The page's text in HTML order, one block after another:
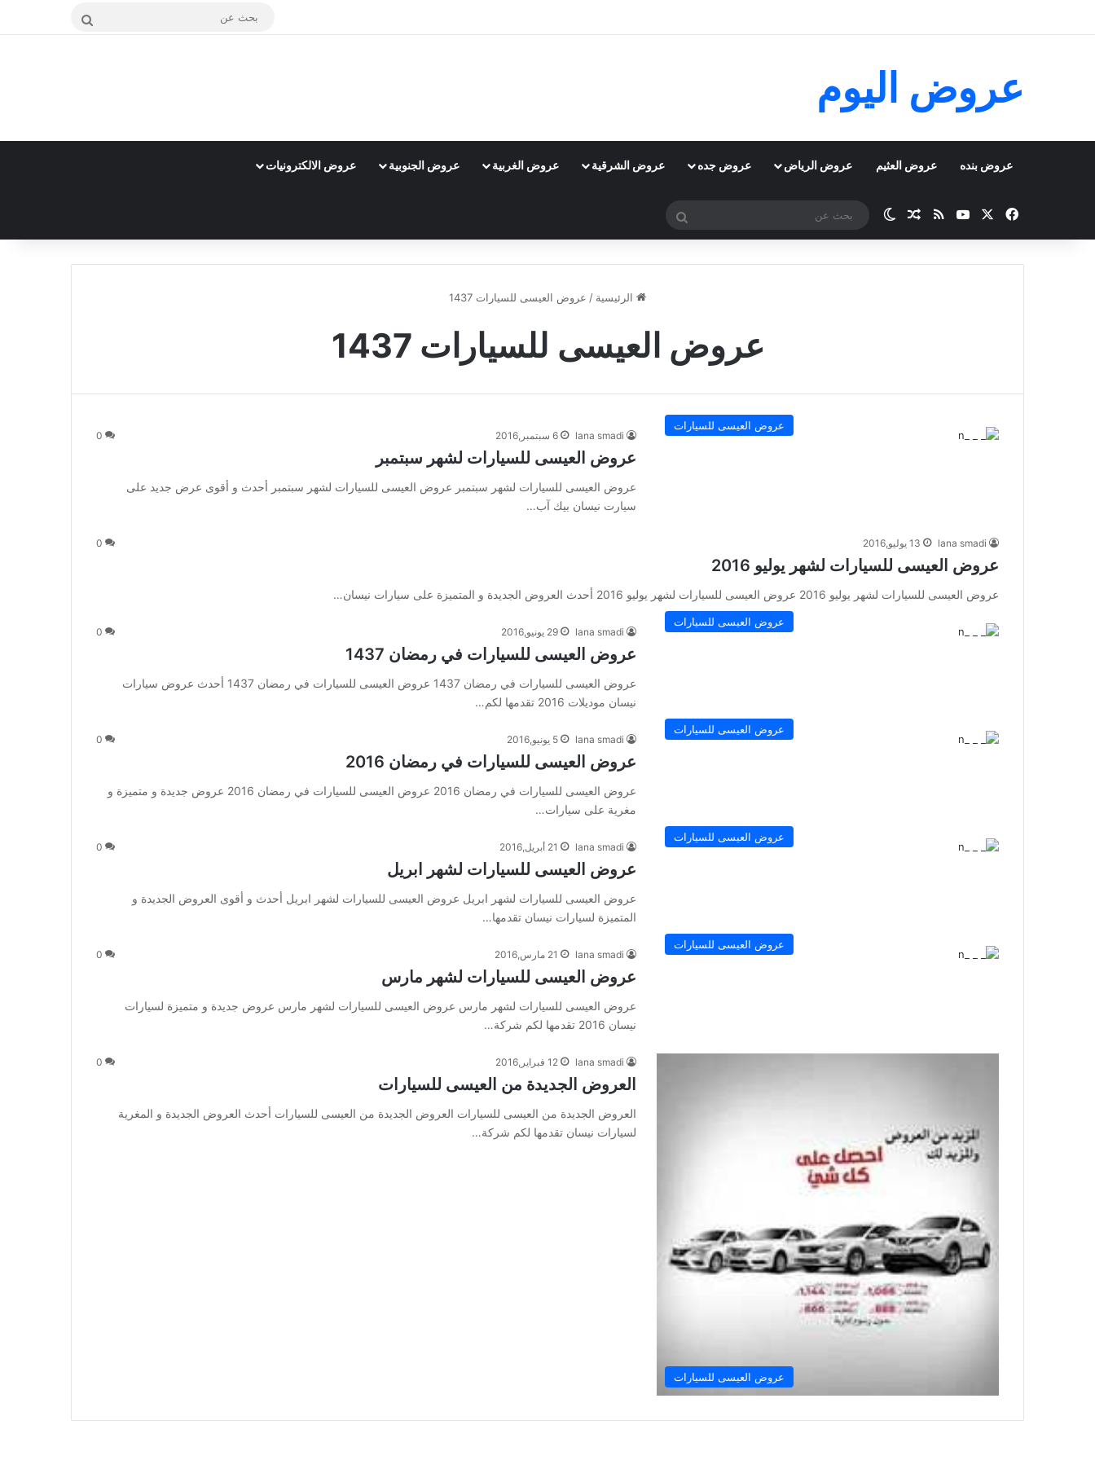
بحث
عروض اليوم
عروض بنده عروض العثيم عروض الرياض عروض جده عروض الشرقية عروض الغربية عروض الجنوبية عروض الالكترونيات
فيسبوك ‫YouTubeملخص الموقع RSS
مقال عشوائي
الوضع المظلم
بحث
الرئيسية / عروض العيسى للسيارات 1437
عروض العيسى للسيارات 1437
عروض العيسى للسيارات
lana smadi 6 سبتمبر,2016 0
عروض العيسى للسيارات لشهر سبتمبر
عروض العيسى للسيارات لشهر سبتمبر عروض العيسى للسيارات لشهر سبتمبر أحدث و أقوى عرض جديد على
سيارت نيسان بيك آب…
lana smadi 13 يوليو,2016 0
عروض العيسى للسيارات لشهر يوليو 2016
عروض العيسى للسيارات لشهر يوليو 2016 عروض العيسى للسيارات لشهر يوليو 2016 أحدث العروض الجديدة و المتميزة على سيارات نيسان…
عروض العيسى للسيارات
lana smadi 29 يونيو,2016 0
عروض العيسى للسيارات في رمضان 1437
عروض العيسى للسيارات في رمضان 1437 عروض العيسى للسيارات في رمضان 1437 أحدث عروض سيارات
نيسان موديلات 2016 تقدمها لكم…
عروض العيسى للسيارات
lana smadi 5 يونيو,2016 0
عروض العيسى للسيارات في رمضان 2016
عروض العيسى للسيارات في رمضان 2016 عروض العيسى للسيارات في رمضان 2016 عروض جديدة و متميزة و
مغرية على سيارات…
عروض العيسى للسيارات
lana smadi 21 أبريل,2016 0
عروض العيسى للسيارات لشهر ابريل
عروض العيسى للسيارات لشهر ابريل عروض العيسى للسيارات لشهر ابريل أحدث و أقوى العروض الجديدة و
المتميزة لسيارات نيسان تقدمها…
عروض العيسى للسيارات
lana smadi 21 مارس,2016 0
عروض العيسى للسيارات لشهر مارس
عروض العيسى للسيارات لشهر مارس عروض العيسى للسيارات لشهر مارس عروض جديدة و متميزة لسيارات
نيسان 2016 تقدمها لكم شركة…
عروض العيسى للسيارات
lana smadi 12 فبراير,2016 0
العروض الجديدة من العيسى للسيارات
العروض الجديدة من العيسى للسيارات العروض الجديدة من العيسى للسيارات أحدث العروض الجديدة و المغرية
لسيارات نيسان تقدمها لكم شركة…